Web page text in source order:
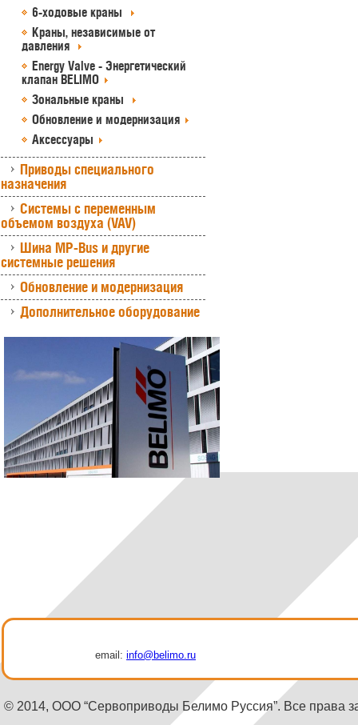
6-ходовые краны
Краны, независимые от
давления
Energy Valve - Энергетический
клапан BELIMO
Зональные краны
Обновление и модернизация
Аксессуары
Приводы специального
назначения
Системы с переменным
объемом воздуха (VAV)
Шина MP-Bus и другие
системные решения
Обновление и модернизация
Дополнительное оборудование
email: info@belimo.ru
© 2014, ООО “Сервоприводы Белимо Руссия”. Все права